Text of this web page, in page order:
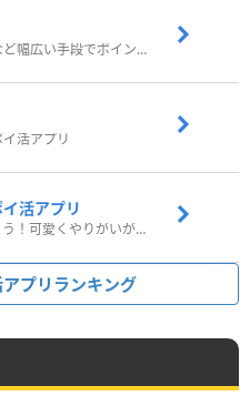
歩いたりアンケート回答など幅広い手段でポイントをゲット
活アプリ
活アプリ
ペットを育ってポイ活しよう！可愛くやりがいがある新感覚アプリ
プリランキング